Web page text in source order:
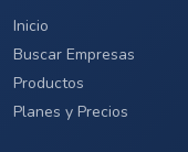
Inicio
Buscar Empresas
Productos
Planes y Precios